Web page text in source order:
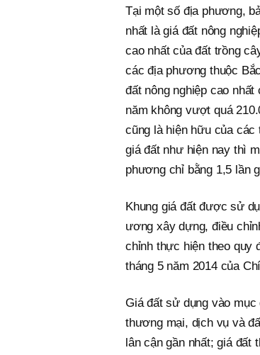
Tại một số địa phương,
nhất là giá đất nông
cao nhất của đất trồng
các địa phương thuộc
đất nông nghiệp cao
năm không vượt quá
cũng là hiện hữu của các
giá đất như hiện nay thì
phương chỉ bằng 1,5 lần
Khung giá đất được sử
ương xây dựng, điều
chỉnh thực hiện theo quy
tháng 5 năm 2014 của
Giá đất sử dụng vào
thương mại, dịch vụ và
lân cận gần nhất; giá